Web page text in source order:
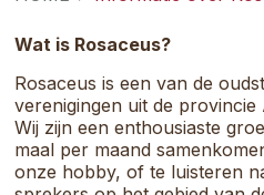
samenkomt.
Wat is Rosaceus?
Rosaceus is een van de
verenigingen uit de provincie
Wij zijn een enthousiaste
maal per maand
onze hobby, of te luisteren